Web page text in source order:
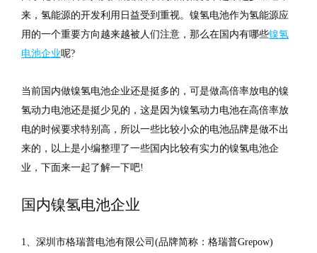
来，氢能源的开发利用日益受到重视。镍氢电池作为氢能源应
用的一个重要方向越来越被人们注意，那么在国内有哪些镍氢
电池企业呢?
当前国内做镍氢电池企业还是挺多的，可是做高倍率放电的镍
氢动力电池还是挺少见的，这是因为镍氢动力电池在高倍率放
电的时候要求特别高，所以一些比较小众的电池品牌是做不出
来的，以上是小编整理了一些国内比较有实力的镍氢电池企
业，下面来一起了解一下吧!
国内镍氢电池企业
1、深圳市格瑞普电池有限公司(品牌简称：格瑞普Grepow)